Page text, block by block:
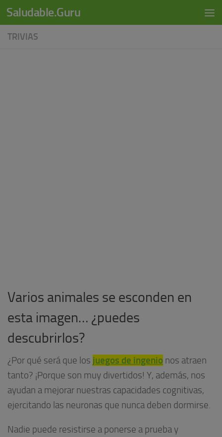
Skip to content
Saludable.Guru
TRIVIAS
Varios animales se esconden en
esta imagen… ¿puedes
descubrirlos?
¿Por qué será que los juegos de ingenio nos atraen
tanto? ¡Porque son muy divertidos! Y, además, nos
ayudan a mejorar nuestras capacidades cognitivas,
ejercitando las neuronas que nunca deben dormirse.
Nadie puede resistirse a ponerse a prueba y